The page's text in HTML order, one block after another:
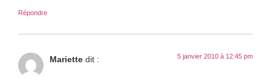
Répondre
Mariette dit : 5 janvier 2010 à 12:45 pm